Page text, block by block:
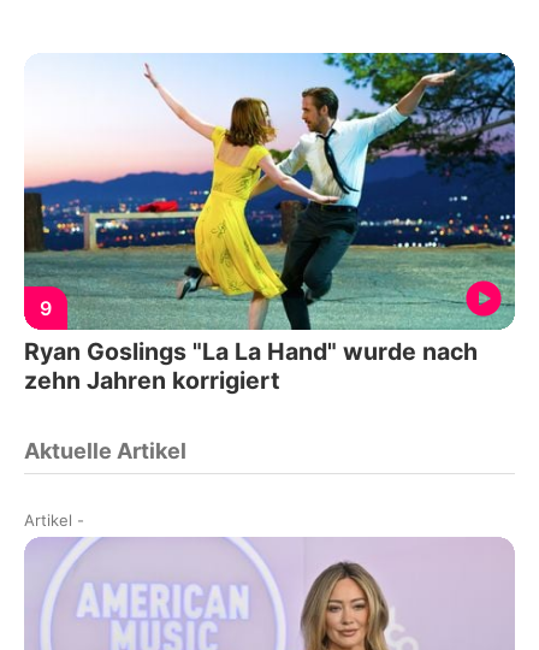
9
Ryan Goslings "La La Hand" wurde nach
zehn Jahren korrigiert
Aktuelle Artikel
Artikel -